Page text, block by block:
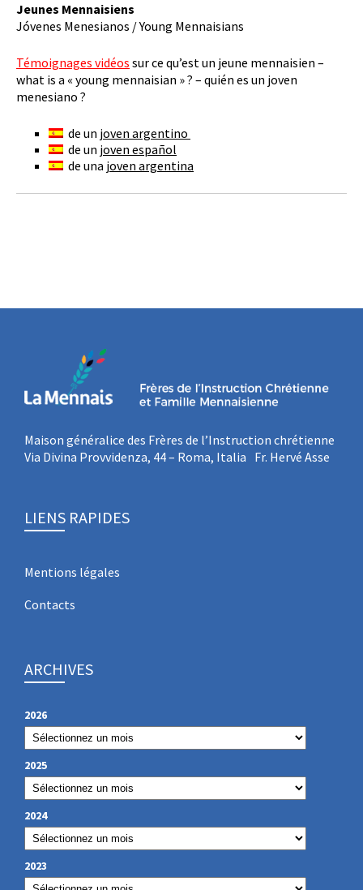
Jeunes Mennaisiens
Jóvenes Menesianos / Young Mennaisians
Témoignages vidéos sur ce qu’est un jeune mennaisien –
what is a « young mennaisian » ? – quién es un joven
menesiano ?
de un joven argentino
de un joven español
de una joven argentina
Maison généralice des Frères de l’Instruction chrétienne
Via Divina Provvidenza, 44 – Roma, Italia Fr. Hervé Asse
LIENS RAPIDES
Mentions légales
Contacts
ARCHIVES
2026
2025
2024
2023